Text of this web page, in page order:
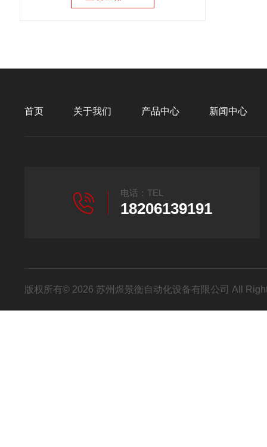
首页 关于我们 产品中心 新闻中心
电话：TEL
18206139191
版权所有© 2026 苏州煜景衡自动化设备有限公司 All